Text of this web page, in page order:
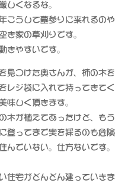
しくなるな。
こうして墓参りに来れるのや
き家の草刈りです。
きやすいです。
見つけた奥さんが、柿の木
レジ袋に入れて持ってきて
味しく頂きます。
木が植えてあったけど、も
登ってまで実を採るのも危
んでいない。仕方ないです
住宅がどんどん建っていき